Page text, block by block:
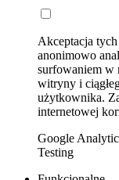
Akceptacja tych
anonimowo
surfowaniem w
witryny i
użytkownika.
internetowej
Google
Testing